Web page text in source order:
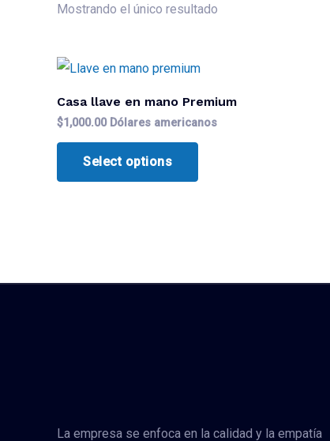
Mostrando el único resultado
Casa llave en mano Premium
$1,000.00Dólares americanos
Select options
La empresa se enfoca en la calidad y la empatía